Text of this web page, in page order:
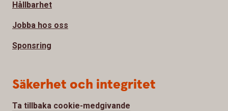
Hållbarhet
Jobba hos oss
Sponsring
Säkerhet och integritet
Ta tillbaka cookie-medgivande